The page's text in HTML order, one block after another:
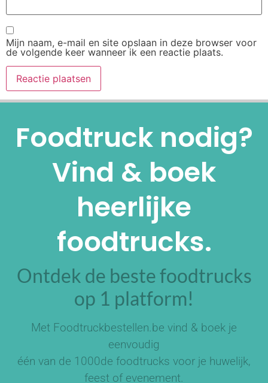
Mijn naam, e-mail en site opslaan in deze browser voor
de volgende keer wanneer ik een reactie plaats.
Foodtruck nodig?
Vind & boek
heerlijke
foodtrucks.
Ontdek de beste foodtrucks
op 1 platform!
Met Foodtruckbestellen.be vind & boek je
eenvoudig
één van de 1000de foodtrucks voor je huwelijk,
feest of evenement.